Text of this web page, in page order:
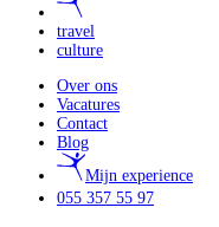
travel
culture
Over ons
Vacatures
Contact
Blog
Mijn experience
055 357 55 97